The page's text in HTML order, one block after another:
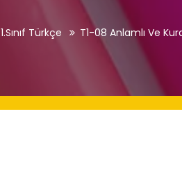
1.Sınıf Türkçe T1-08 Anlamlı Ve